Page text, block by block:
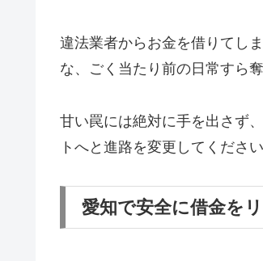
違法業者からお金を借りてしま
な、ごく当たり前の日常すら
甘い罠には絶対に手を出さず
トへと進路を変更してください
愛知で安全に借金を